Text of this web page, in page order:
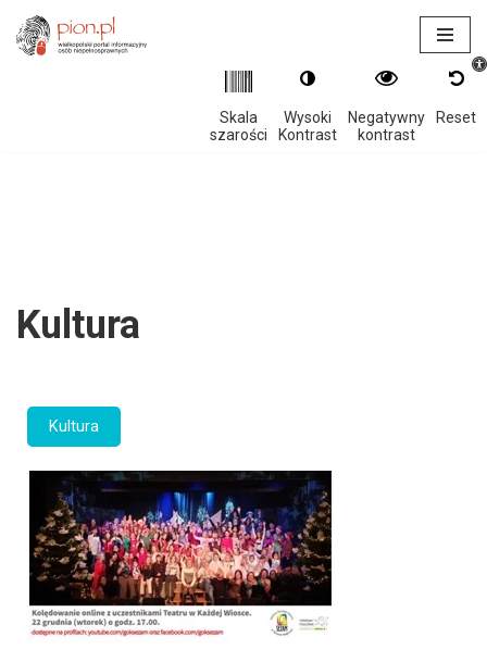
Skala
szarości
Wysoki
Kontrast
Negatywny
kontrast
Reset
Przejdź
Kultura
Kultura